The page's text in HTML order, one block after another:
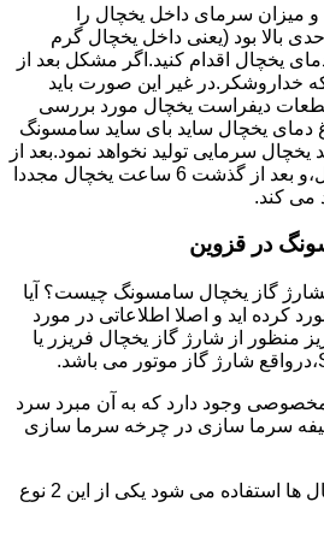
و میزان سرمای داخل یخچال را
بالا بود (یعنی داخل یخچال گرم
یخچال اقدام کنید.اگر مشکل بعد از
خداروشکر.در غیر این صورت باید
دیفراست یخچال مورد بررسی
دمای یخچال ساید بای ساید سامسونگ
سرمایی تولید نخواهد نمود.بعد از
تعویض سنسور دمای یخچال،و بعد از گذشت 6 ساعت یخچال مجددا
می کند.
در قزوین
گاز یخچال سامسونگ چیست؟ آیا
کرده اید و اصلا اطلاعاتی در مورد
منظور از شارژ گاز یخچال فریزر یا
وجود دارد که به آن مبرد سرد
سرما سازی در چرخه سرما سازی
گازی که در موتورهای یخچال ها استفاده می شود یکی از این 2 نوع